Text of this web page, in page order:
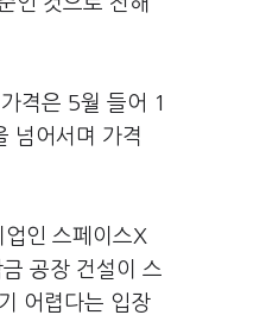
격은 5월 들어 1
넘어서며 가격
인 스페이스X
공장 건설이 스
어렵다는 입장